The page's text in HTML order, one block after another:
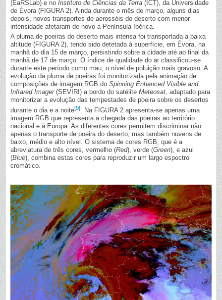
(EaRSLab) e no Instituto de Ciências da Terra (ICT), da Universidade
de Évora (FIGURA 2). Ainda durante o mês de março, alguns dias
depois, novos transportes de aerossóis do deserto com menor
intensidade afetaram de novo a Península Ibérica.
A pluma de poeiras do deserto mais intensa foi transportada a baixa
altitude (FIGURA 2), tendo sido detetada à superfície, em Évora, na
manhã do dia 15 de março, persistindo sobre a cidade até ao final da
manhã de 17 de março. O índice de qualidade do ar classificou-se
durante este período como mau, o nível de poluição mais gravoso. A
evolução da pluma de poeiras foi monitorizada pela animação de
composições de imagem RGB do Spinning Enhanced Visible and
Infrared Imager(SEVIRI) a bordo do satélite Meteosat , adaptado para
monitorizar a evolução das tempestades de poeira sobre os desertos
durante o dia e a noite[9]. Na FIGURA 2 apresenta-se apenas uma
imagem RGB que representa a chegada das poeiras ao território
nacional e à Europa. As diferentes cores permitem discriminar não
apenas o transporte de poeira do deserto, mas também nuvens de
baixo, médio e alto nível. O sistema de cores RGB, que é a
abreviatura de três cores, vermelho (Red), verde (Green), e azul
(Blue), combina estas cores para reproduzir um largo espectro
cromático.